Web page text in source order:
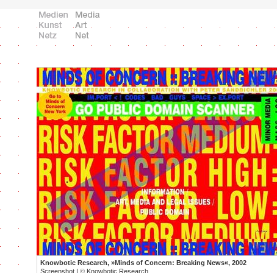
Knowbotic Research, »Minds of Concern: Breaking News«, 2002
Screenshot | © Knowbotic Research